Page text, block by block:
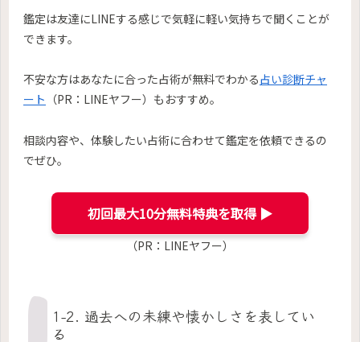
鑑定は友達にLINEする感じで気軽に軽い気持ちで聞くことが
できます。
不安な方はあなたに合った占術が無料でわかる占い診断チャ
ート （PR：LINEヤフー）もおすすめ。
相談内容や、体験したい占術に合わせて鑑定を依頼できるの
でぜひ。
初回最大10分無料特典を取得 ▶︎
（PR：LINEヤフー）
1-2. 過去への未練や懐かしさを表してい
る